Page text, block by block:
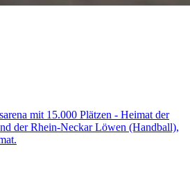
mit 15.000 Plätzen - Heimat der
der Rhein-Neckar Löwen (Handball),